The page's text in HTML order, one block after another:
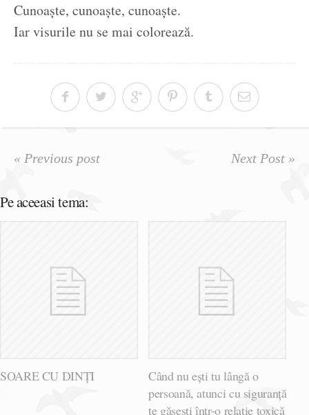
Cunoaște, cunoaște, cunoaște.
Iar visurile nu se mai colorează.
« Previous post Next Post »
Pe aceeasi tema:
SOARE CU DINȚI
Când nu ești tu lângă o
persoană, atunci cu siguranță
te găsești într-o relație toxică